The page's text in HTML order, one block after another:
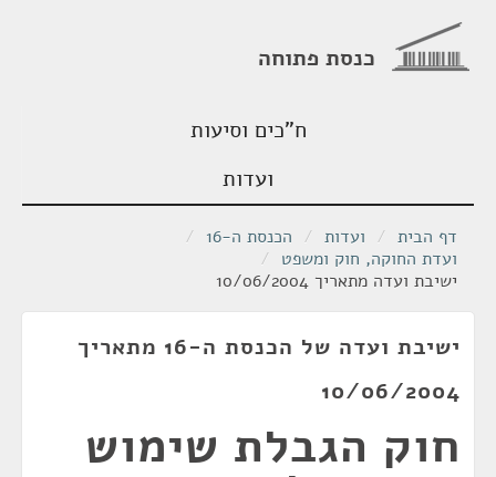
כנסת פתוחה
ח"כים וסיעות
ועדות
דף הבית / ועדות / הכנסת ה-16
/
ועדת החוקה, חוק ומשפט /
ישיבת ועדה מתאריך 10/06/2004
ישיבת ועדה של הכנסת ה-16 מתאריך
10/06/2004
חוק הגבלת שימוש